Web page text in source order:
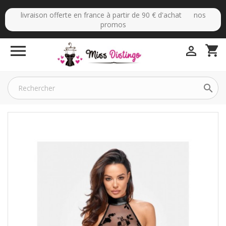
livraison offerte en france à partir de 90 € d'achat nos
promos
 shopping_cart

